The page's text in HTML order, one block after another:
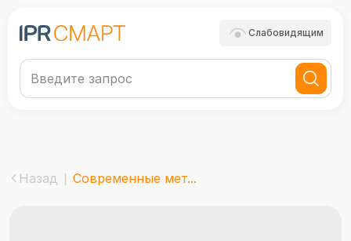
Слабовидящим
Назад Современные мет...